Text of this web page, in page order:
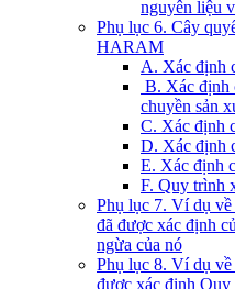
nguyên liệu
Phụ lục 6. Cây
HARAM
A. Xác định
B. Xác định
chuyền sản
C. Xác định
D. Xác định
E. Xác định
F. Quy trình
Phụ lục 7. Ví dụ về
đã được xác định
ngừa của nó
Phụ lục 8. Ví dụ về
được xác định Quy